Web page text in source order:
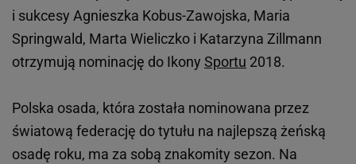
i sukcesy Agnieszka Kobus-Zawojska, Maria
Springwald, Marta Wieliczko i Katarzyna Zillmann
otrzymują nominację do Ikony Sportu 2018.
Polska osada, która została nominowana przez
światową federację do tytułu na najlepszą żeńską
osadę roku, ma za sobą znakomity sezon. Na